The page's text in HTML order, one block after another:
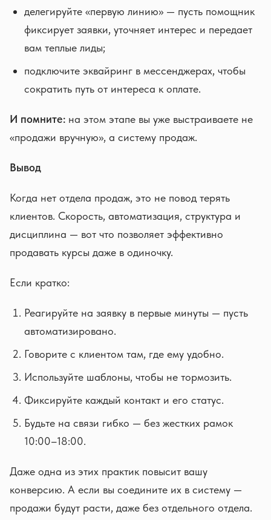
делегируйте «первую линию» — пусть помощник
фиксирует заявки, уточняет интерес и передает
вам теплые лиды;
подключите эквайринг в мессенджерах, чтобы
сократить путь от интереса к оплате.
И помните: на этом этапе вы уже выстраиваете не
«продажи вручную», а систему продаж.
Вывод
Когда нет отдела продаж, это не повод терять
клиентов. Скорость, автоматизация, структура и
дисциплина — вот что позволяет эффективно
продавать курсы даже в одиночку.
Если кратко:
Реагируйте на заявку в первые минуты — пусть
автоматизировано.
Говорите с клиентом там, где ему удобно.
Используйте шаблоны, чтобы не тормозить.
Фиксируйте каждый контакт и его статус.
Будьте на связи гибко — без жестких рамок
10:00–18:00.
Даже одна из этих практик повысит вашу
конверсию. А если вы соедините их в систему —
продажи будут расти, даже без отдельного отдела.